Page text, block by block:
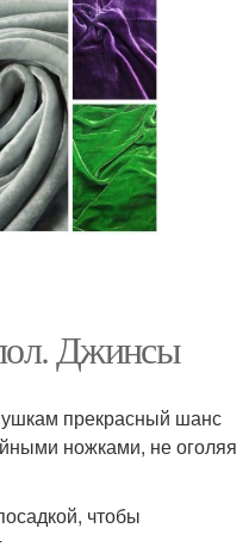
Джинсы
прекрасный шанс
ножками, не оголяя
чтобы